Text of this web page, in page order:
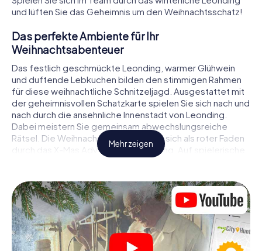
und lüften Sie das Geheimnis um den Weihnachtsschatz!
Das perfekte Ambiente für Ihr
Weihnachtsabenteuer
Das festlich geschmückte Leonding, warmer Glühwein
und duftende Lebkuchen bilden den stimmigen Rahmen
für diese weihnachtliche Schnitzeljagd. Ausgestattet mit
der geheimnisvollen Schatzkarte spielen Sie sich nach und
nach durch die ansehnliche Innenstadt von Leonding.
Dabei meistern Sie gemeinsam abwechslungsreiche
Rätsel. Die Weihnachtsthematik zieht sich als roter Faden
durch das X-Mas Adventure in Leonding. Auf spielerische
Weise erfahren Sie faszinierende Anekdoten rund um das
Hinweise richtig zu deuten und anderen Schatzsuchern
stets einen Schritt voraus zu sein?
Der Weihnachtsmarkt von Leonding als
Zwischenstopp
Mehr zeigen